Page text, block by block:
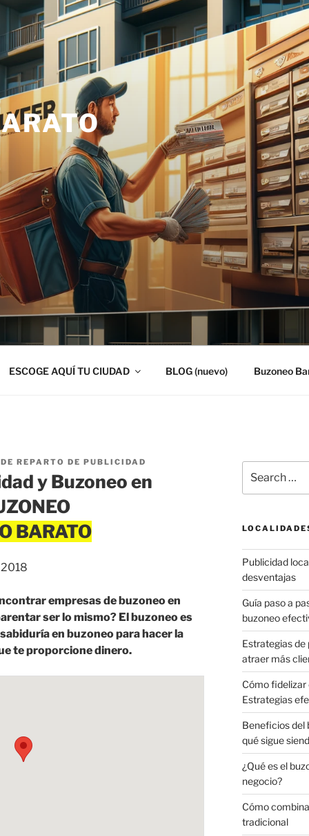
ESCOGE AQUÍ TU CIUDAD BLOG (nuevo) Buzoneo
REPARTO DE PUBLICIDAD
y Buzoneo en
empresas de buzoneo en
ser lo mismo? El buzoneo es
en buzoneo para hacer la
te proporcione dinero.
for:
Publicidad
desventajas
Guía paso a
buzoneo
Estrategias
atraer más
Cómo fidelizar
Estrategias
Beneficios del
qué sigue
¿Qué es el
negocio?
Cómo
tradicional